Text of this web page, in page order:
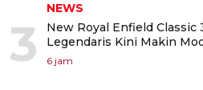
3
NEWS
New Royal Enfield
Legendaris Kini Makin
6 jam